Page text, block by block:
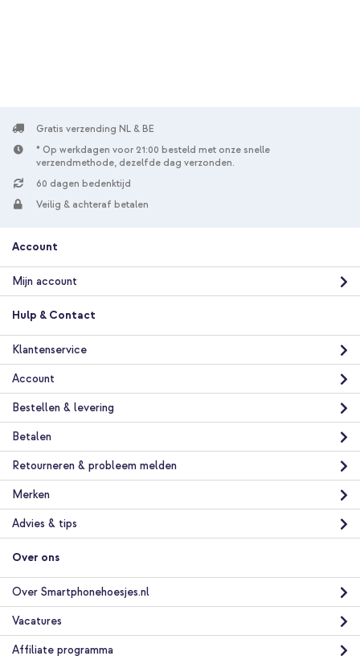
Gratis verzending NL & BE
* Op werkdagen voor 21:00 besteld met onze snelle
verzendmethode, dezelfde dag verzonden.
60 dagen bedenktijd
Veilig & achteraf betalen
Account
Mijn account
Hulp & Contact
Klantenservice
Account
Bestellen & levering
Betalen
Retourneren & probleem melden
Merken
Advies & tips
Over ons
Over Smartphonehoesjes.nl
Vacatures
Affiliate programma